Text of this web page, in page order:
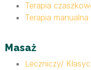
Terapia
Terapia manualna
Masaż
Leczniczy/